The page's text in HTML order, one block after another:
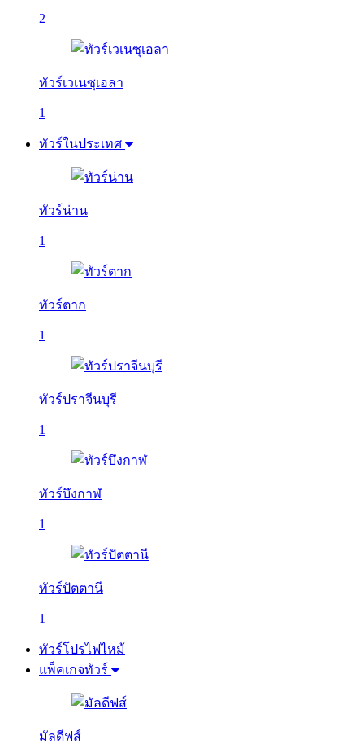
2
ทัวร์เวเนซุเอลา
1
ทัวร์ในประเทศ
ทัวร์น่าน
1
ทัวร์ตาก
1
ทัวร์ปราจีนบุรี
1
ทัวร์บึงกาฬ
1
ทัวร์ปัตตานี
1
ทัวร์โปรไฟไหม้
แพ็คเกจทัวร์
มัลดีฟส์